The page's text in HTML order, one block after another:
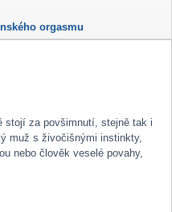
orgasmu
stojí za povšimnutí, stejně tak i
muž s živočišnými instinkty,
nebo člověk veselé povahy,